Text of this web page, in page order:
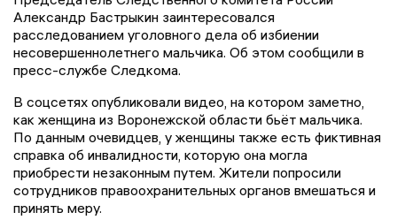
Александр Бастрыкин заинтересовался
расследованием уголовного дела об избиении
несовершеннолетнего мальчика. Об этом сообщили в
пресс-службе Следкома.
В соцсетях опубликовали видео, на котором заметно,
как женщина из Воронежской области бьёт мальчика.
По данным очевидцев, у женщины также есть фиктивная
справка об инвалидности, которую она могла
приобрести незаконным путем. Жители попросили
сотрудников правоохранительных органов вмешаться и
принять меру.